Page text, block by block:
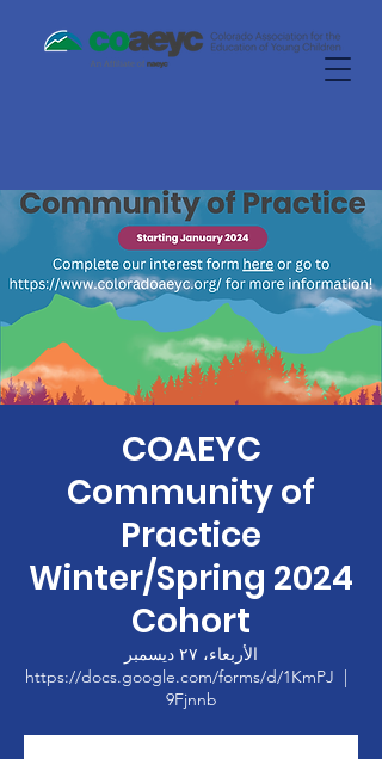
COAEYC
Community of
Practice
Winter/Spring 2024
Cohort
الأربعاء، ٢٧ ديسمبر
  |
https://docs.google.com/forms/d/1KmPJ
9Fjnnb